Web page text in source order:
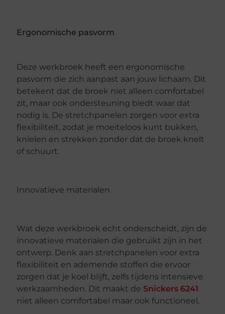
Ergonomische pasvorm
Deze werkbroek heeft een ergonomische
pasvorm die zich aanpast aan jouw lichaam. Dit
betekent dat de broek niet alleen comfortabel
zit, maar ook ondersteuning biedt waar dat
nodig is. De stretchpanelen zorgen voor extra
flexibiliteit, zodat je moeiteloos kunt bukken,
knielen en strekken zonder dat de broek knelt
of schuurt.
Innovatieve materialen
Wat deze werkbroek echt onderscheidt, zijn de
innovatieve materialen die gebruikt zijn in het
ontwerp. Denk aan stretchpanelen voor extra
flexibiliteit en ademende stoffen die ervoor
zorgen dat je koel blijft, zelfs tijdens intensieve
werkzaamheden. Dit maakt de Snickers 6241
niet alleen comfortabel maar ook functioneel.